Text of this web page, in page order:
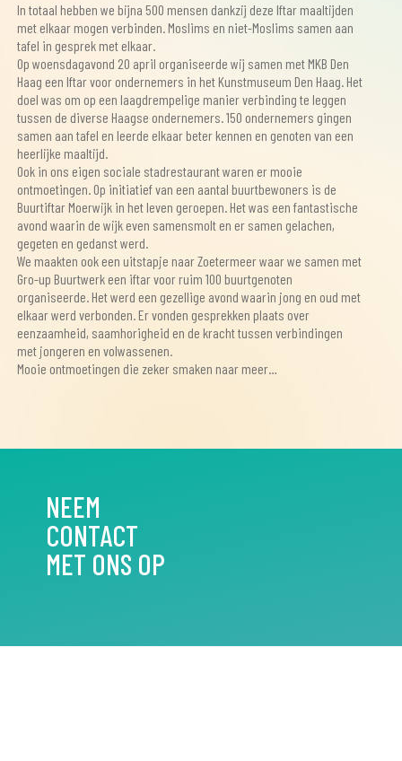
In totaal hebben we bijna 500 mensen dankzij deze Iftar maaltijden
met elkaar mogen verbinden. Moslims en niet-Moslims samen aan
tafel in gesprek met elkaar.
Op woensdagavond 20 april organiseerde wij samen met MKB Den
Haag een Iftar voor ondernemers in het Kunstmuseum Den Haag. Het
doel was om op een laagdrempelige manier verbinding te leggen
tussen de diverse Haagse ondernemers. 150 ondernemers gingen
samen aan tafel en leerde elkaar beter kennen en genoten van een
heerlijke maaltijd.
Ook in ons eigen sociale stadrestaurant waren er mooie
ontmoetingen. Op initiatief van een aantal buurtbewoners is de
Buurtiftar Moerwijk in het leven geroepen. Het was een fantastische
avond waarin de wijk even samensmolt en er samen gelachen,
gegeten en gedanst werd.
We maakten ook een uitstapje naar Zoetermeer waar we samen met
Gro-up Buurtwerk een iftar voor ruim 100 buurtgenoten
organiseerde. Het werd een gezellige avond waarin jong en oud met
elkaar werd verbonden. Er vonden gesprekken plaats over
eenzaamheid, saamhorigheid en de kracht tussen verbindingen
met jongeren en volwassenen.
Mooie ontmoetingen die zeker smaken naar meer…
NEEM
CONTACT
MET ONS OP
070 720 08 90 (tussen 09:00 en 12:00)